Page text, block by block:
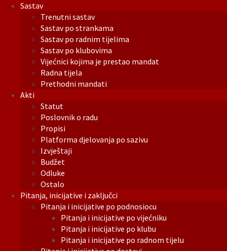
Sastav
Trenutni sastav
Sastav po strankama
Sastav po radnim tijelima
Sastav po klubovima
Vijećnici kojima je prestao mandat
Radna tijela
Prethodni mandati
Akti
Statut
Poslovnik o radu
Propisi
Platforma djelovanja po sazivu
Izvještaji
Budžet
Odluke
Ostalo
Pitanja, inicijative i zaključci
Pitanja i inicijative po podnosiocu
Pitanja i inicijative po vijećniku
Pitanja i inicijative po klubu
Pitanja i inicijative po radnom tijelu